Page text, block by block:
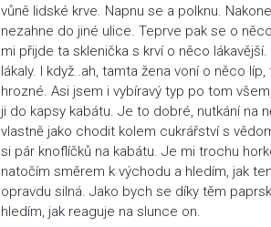
vůně lidské krve. Napnu se a polknu.
nezahne do jiné ulice. Teprve pak se o
mi přijde ta sklenička s krví o něco
lákaly. I když..ah, tamta žena voní o něco
hrozné. Asi jsem i vybíravý typ po tom
ji do kapsy kabátu. Je to dobré, nutkání na
vlastně jako chodit kolem cukrářství s
si pár knoflíčků na kabátu. Je mi trochu
natočím směrem k východu a hledím, jak
opravdu silná. Jako bych se díky těm
hledím, jak reaguje na slunce on.